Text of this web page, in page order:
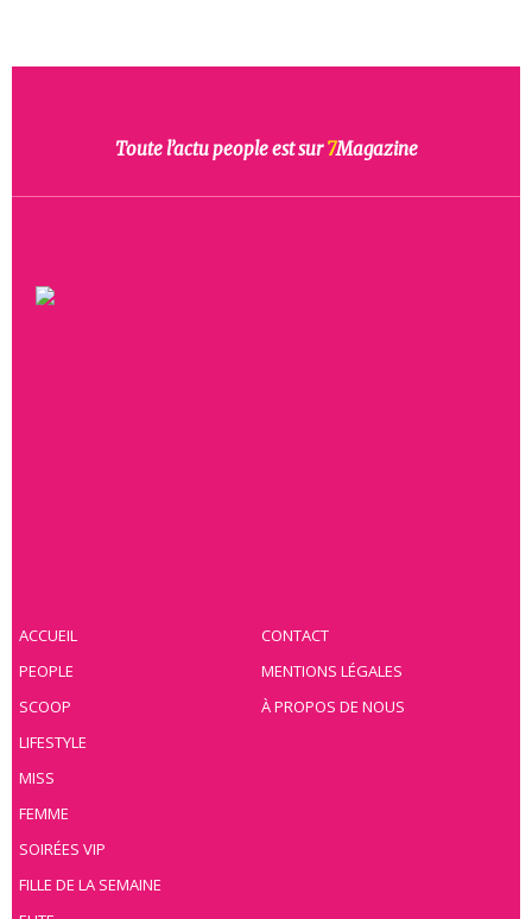
Toute l’actu people est sur7Magazine
ACCUEIL
PEOPLE
SCOOP
LIFESTYLE
MISS
FEMME
SOIRÉES VIP
FILLE DE LA SEMAINE
CONTACT
MENTIONS LÉGALES
À PROPOS DE NOUS